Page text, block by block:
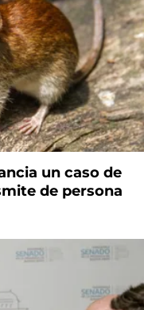
un caso de
de persona